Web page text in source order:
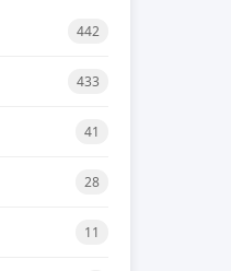
442
433
41
28
11